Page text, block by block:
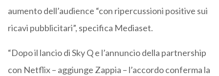
aumento dell’audience “con ripercussioni positive sui
ricavi pubblicitari”, specifica Mediaset.
“Dopo il lancio di Sky Q e l’annuncio della partnership
con Netflix – aggiunge Zappia – l’accordo conferma la